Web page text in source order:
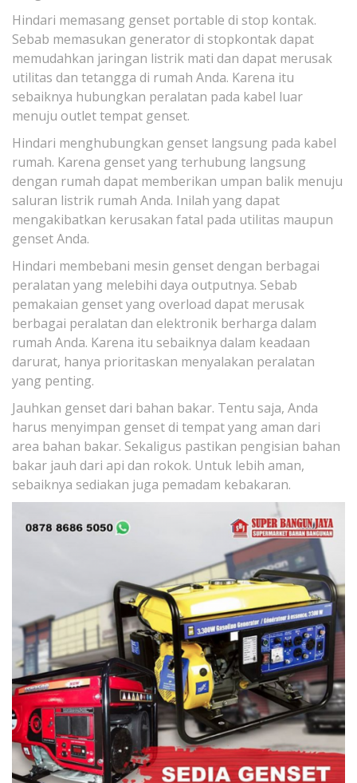
Hindari memasang genset portable di stop kontak.
Sebab memasukan generator di stopkontak dapat
memudahkan jaringan listrik mati dan dapat merusak
utilitas dan tetangga di rumah Anda. Karena itu
sebaiknya hubungkan peralatan pada kabel luar
menuju outlet tempat genset.
Hindari menghubungkan genset langsung pada kabel
rumah. Karena genset yang terhubung langsung
dengan rumah dapat memberikan umpan balik menuju
saluran listrik rumah Anda. Inilah yang dapat
mengakibatkan kerusakan fatal pada utilitas maupun
genset Anda.
Hindari membebani mesin genset dengan berbagai
peralatan yang melebihi daya outputnya. Sebab
pemakaian genset yang overload dapat merusak
berbagai peralatan dan elektronik berharga dalam
rumah Anda. Karena itu sebaiknya dalam keadaan
darurat, hanya prioritaskan menyalakan peralatan
yang penting.
Jauhkan genset dari bahan bakar. Tentu saja, Anda
harus menyimpan genset di tempat yang aman dari
area bahan bakar. Sekaligus pastikan pengisian bahan
bakar jauh dari api dan rokok. Untuk lebih aman,
sebaiknya sediakan juga pemadam kebakaran.